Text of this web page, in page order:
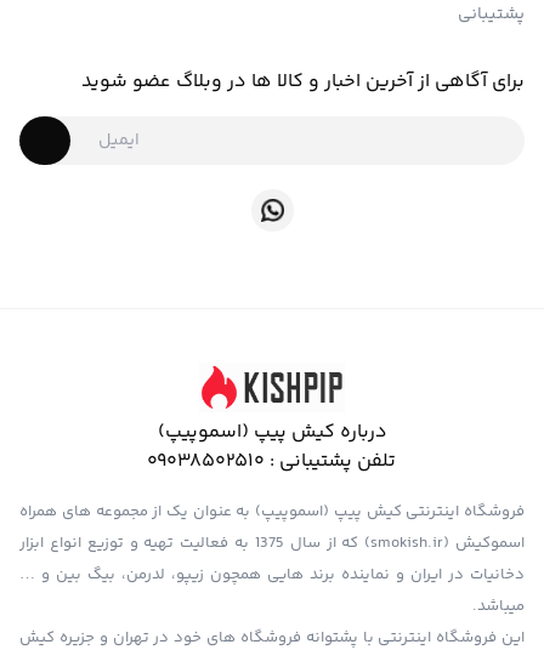
پشتیبانی
برای آگاهی از آخرین اخبار و کالا ها در وبلاگ عضو شوید
درباره کیش پیپ (اسموپیپ)
تلفن پشتیبانی : 09038502510
فروشگاه اینترنتی کیش پیپ (اسموپیپ) به عنوان یک از مجموعه های همراه
اسموکیش (smokish.ir) که از سال 1375 به فعالیت تهیه و توزیع انواع ابزار
دخانیات در ایران و نماینده برند هایی همچون زیپو، لدرمن، بیگ بین و …
میباشد.
این فروشگاه اینترنتی با پشتوانه فروشگاه های خود در تهران و جزیره کیش